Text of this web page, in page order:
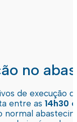
no
de execução
entre as 14h30
normal